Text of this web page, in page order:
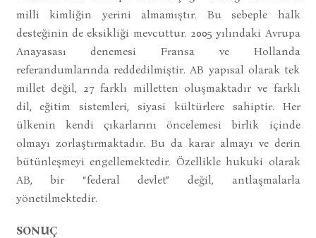
milli kimliğin yerini almamıştır. Bu sebeple halk
desteğinin de eksikliği mevcuttur. 2005 yılındaki Avrupa
Anayasası denemesi Fransa ve Hollanda
referandumlarında reddedilmiştir. AB yapısal olarak tek
millet değil, 27 farklı milletten oluşmaktadır ve farklı
dil, eğitim sistemleri, siyasi kültürlere sahiptir. Her
ülkenin kendi çıkarlarını öncelemesi birlik içinde
olmayı zorlaştırmaktadır. Bu da karar almayı ve derin
bütünleşmeyi engellemektedir. Özellikle hukuki olarak
AB, bir “federal devlet” değil, antlaşmalarla
yönetilmektedir.
SONUÇ